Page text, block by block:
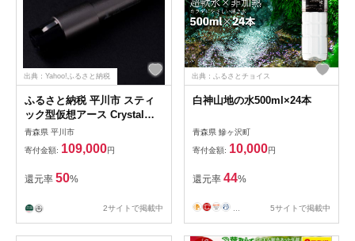
出典：Yahoo!ふるさと納税
ふるさと納税 平川市 スティ
ック型仮想アース Crystal
EpXW
青森県 平川市
寄付金額: 109,000円
還元率 50%
2サイトで掲載中
出典：ふるさとチョイス
白神山地の水500ml×24本
青森県 鰺ヶ沢町
寄付金額: 10,000円
還元率 44%
5サイトで掲載中